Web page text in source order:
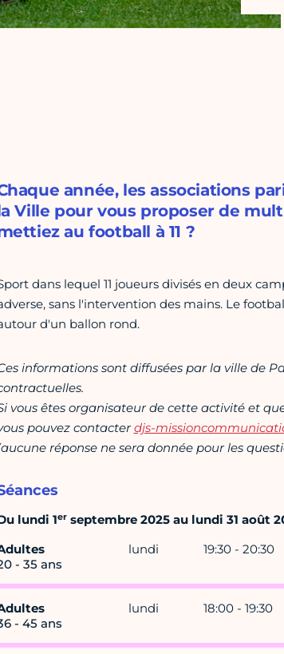
année, les associations
Ville pour vous proposer de
au football à 11 ?
dans lequel 11 joueurs divisés en deux
sans l'intervention des mains. Le
d'un ballon rond.
informations sont diffusées par la ville de
vous êtes organisateur de cette activité et
pouvez contacterdjs-
réponse ne sera donnée pour les
lundi 1erseptembre 2025 au lundi 31 août
- 35 ans
lundi 19:30 - 20:30
- 45 ans
lundi 18:00 - 19:30